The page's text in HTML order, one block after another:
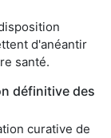
d'anéantir
santé.
définitive des
curative de